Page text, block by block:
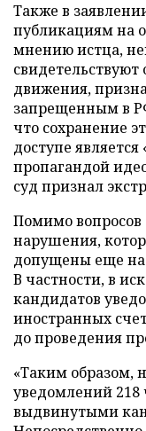
Также в
публикациям на
мнению истца,
движения,
запрещенным в
что сохранение
доступе
пропагандой
суд признал
Помимо вопросов
нарушения,
допущены еще на
В частности, в
кандидатов
иностранных
до проведения
«Таким образом,
уведомлений 218
выдвинутыми